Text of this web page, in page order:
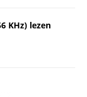
KHz) lezen